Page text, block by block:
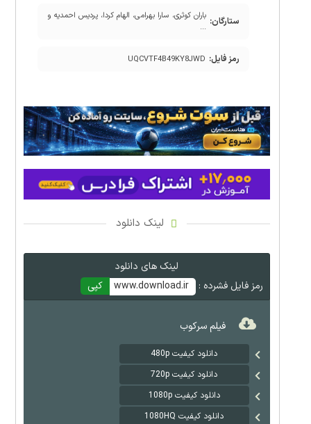
ستارگان: باران کوثری، سارا بهرامی، الهام کردا، پردیس احمدیه و
...
رمز فایل: UQCVTF4B49KY8JWD
لینک دانلود
لینک های دانلود
رمز فایل فشرده :
www.download.ir کپی
فیلم سرکوب
دانلود کیفیت 480p
دانلود کیفیت 720p
دانلود کیفیت 1080p
دانلود کیفیت 1080HQ